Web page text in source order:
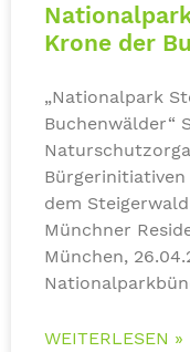
Krone der
„Nationalpark
Buchenwälder“
dem
Münchner
München,
WEITERLESEN »